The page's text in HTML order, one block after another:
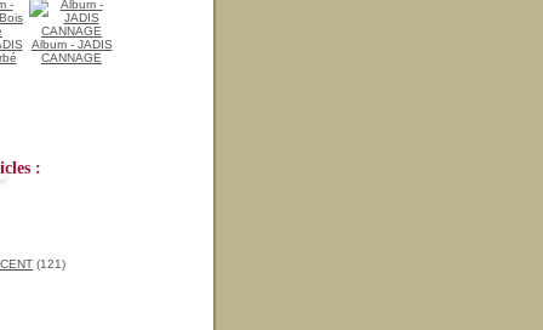
Album - JADIS
CANNAGE
:
(121)